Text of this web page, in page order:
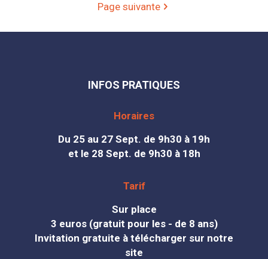
Page suivante
INFOS PRATIQUES
Horaires
Du 25 au 27 Sept. de 9h30 à 19h
et le 28 Sept. de 9h30 à 18h
Tarif
Sur place
3 euros (gratuit pour les - de 8 ans)
Invitation gratuite à télécharger sur notre
site